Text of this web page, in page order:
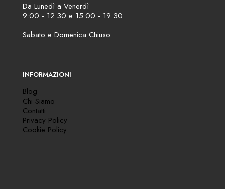
Da Lunedì a Venerdì
9:00 - 12:30 e 15:00 - 19:30
Sabato e Domenica Chiuso
INFORMAZIONI
Blog
Chi Siamo
Contatti
Privacy Policy
Cookie Policy